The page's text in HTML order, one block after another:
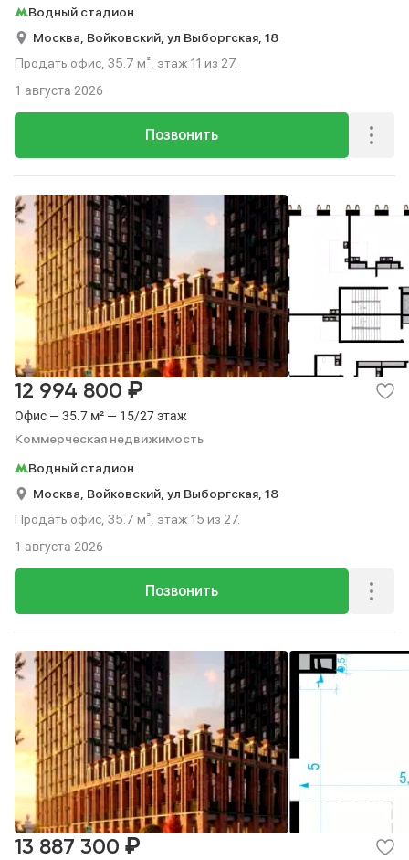
Водный стадион
Москва, Войковский, ул Выборгская, 18
Продать офис, 35.7 м², этаж 11 из 27.
Позвонить
1 августа 2026
Офис — 35.7 м² — 15/27 этаж
Коммерческая недвижимость
12 994 800 ₽
Водный стадион
Москва, Войковский, ул Выборгская, 18
Продать офис, 35.7 м², этаж 15 из 27.
Позвонить
1 августа 2026
13 887 300 ₽